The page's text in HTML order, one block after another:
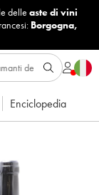
delle aste di vini
Borgogna,
Enciclopedia